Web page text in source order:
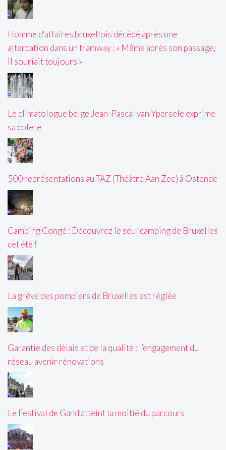
Homme d'affaires bruxellois décédé après une
altercation dans un tramway : « Même après son passage,
il souriait toujours »
Le climatologue belge Jean-Pascal van Ypersele exprime
sa colère
500 représentations au TAZ (Théâtre Aan Zee) à Ostende
Camping Congé : Découvrez le seul camping de Bruxelles
cet été !
La grève des pompiers de Bruxelles est réglée
Garantie des délais et de la qualité : l’engagement du
réseau avenir rénovations
Le Festival de Gand atteint la moitié du parcours